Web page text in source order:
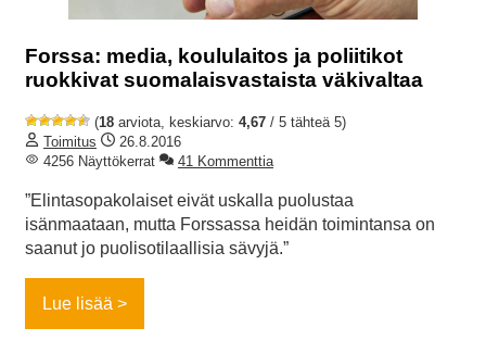
Forssa: media, koululaitos ja poliitikot
ruokkivat suomalaisvastaista väkivaltaa
(18 arviota, keskiarvo: 4,67 / 5 tähteä 5)
Toimitus
26.8.2016
4256 Näyttökerrat
41 Kommenttia
”Elintasopakolaiset eivät uskalla puolustaa
isänmaataan, mutta Forssassa heidän toimintansa on
saanut jo puolisotilaallisia sävyjä.”
Lue lisää